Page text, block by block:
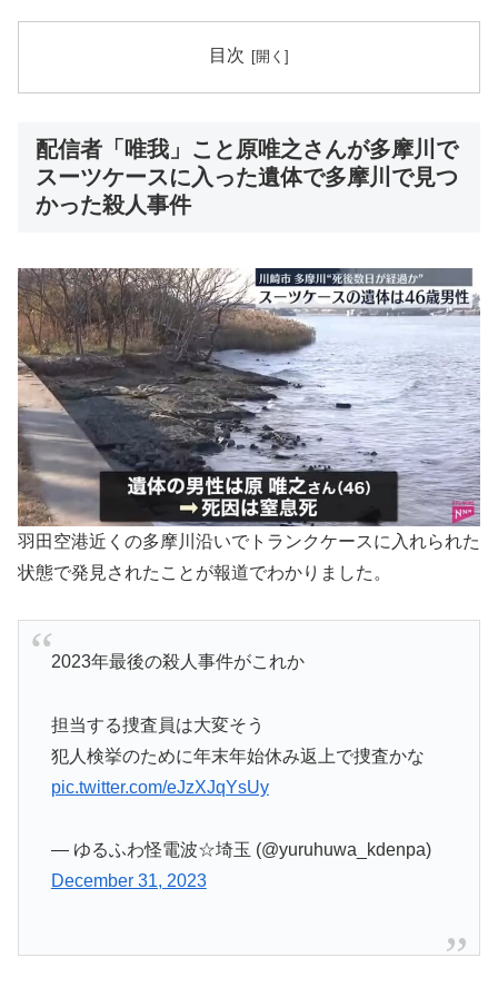
目次
配信者「唯我」こと原唯之さんが多摩川で
スーツケースに入った遺体で多摩川で見つ
かった殺人事件
羽田空港近くの多摩川沿いでトランクケースに入れられた
状態で発見されたことが報道でわかりました。
2023年最後の殺人事件がこれか
担当する捜査員は大変そう
犯人検挙のために年末年始休み返上で捜査かな
pic.twitter.com/eJzXJqYsUy
— ゆるふわ怪電波☆埼玉 (@yuruhuwa_kdenpa)
December 31, 2023